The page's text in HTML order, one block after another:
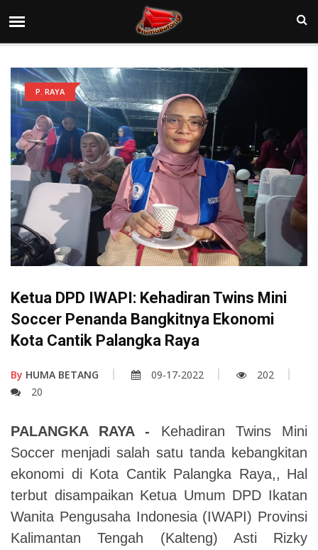
P. RAYA
Ketua DPD IWAPI: Kehadiran Twins Mini
Soccer Penanda Bangkitnya Ekonomi
Kota Cantik Palangka Raya
By HUMA BETANG 09-17-2022
202
20
PALANGKA RAYA- Kehadiran Twins Mini
Soccer menjadi salah satu tanda kebangkitan
ekonomi di Kota Cantik Palangka Raya,, Hal
terbut disampaikan Ketua Umum DPD Ikatan
Wanita Pengusaha Indonesia (IWAPI) Provinsi
Kalimantan Tengah (Kalteng) Asti Rizky